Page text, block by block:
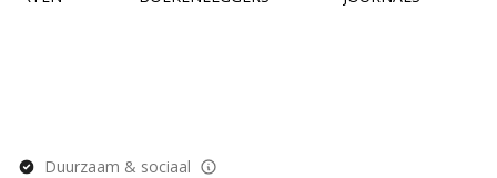
Duurzaam & sociaal